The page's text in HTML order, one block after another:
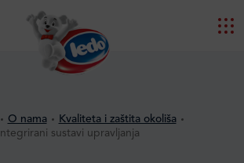
O nama
Kvaliteta i zaštita okoliša
Integrirani sustavi upravljanja